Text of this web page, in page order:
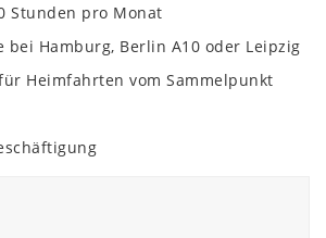
Stunden pro Monat
bei Hamburg, Berlin A10 oder Leipzig
Heimfahrten vom Sammelpunkt